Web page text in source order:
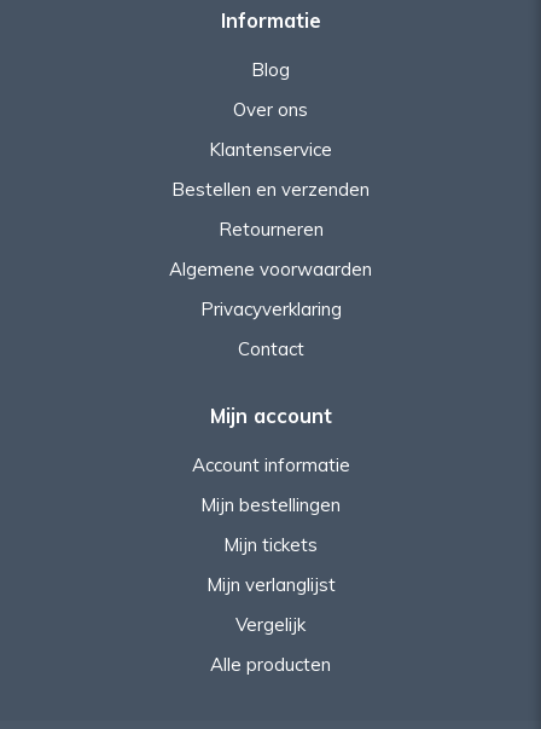
Informatie
Blog
Over ons
Klantenservice
Bestellen en verzenden
Retourneren
Algemene voorwaarden
Privacyverklaring
Contact
Mijn account
Account informatie
Mijn bestellingen
Mijn tickets
Mijn verlanglijst
Vergelijk
Alle producten